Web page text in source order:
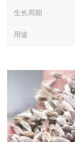
生长周期
用途